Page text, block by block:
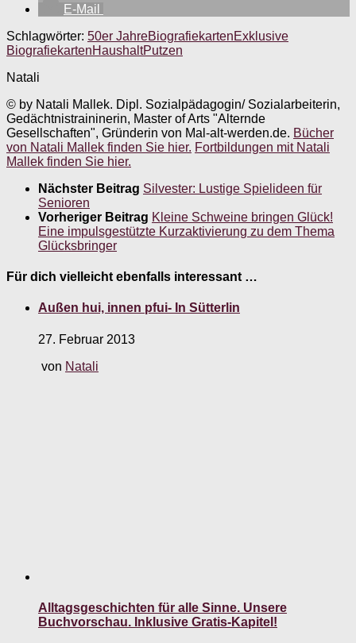
E-Mail
Schlagwörter: 50er JahreBiografiekartenExklusive
BiografiekartenHaushaltPutzen
Natali
© by Natali Mallek. Dipl. Sozialpädagogin/ Sozialarbeiterin,
Gedächtnistraininerin, Master of Arts "Alternde
Gesellschaften", Gründerin von Mal-alt-werden.de. Bücher
von Natali Mallek finden Sie hier. Fortbildungen mit Natali
Mallek finden Sie hier.
Nächster Beitrag Silvester: Lustige Spielideen für
Senioren
Vorheriger Beitrag Kleine Schweine bringen Glück!
Eine impulsgestützte Kurzaktivierung zu dem Thema
Glücksbringer
Für dich vielleicht ebenfalls interessant …
Außen hui, innen pfui- In Sütterlin
27. Februar 2013
von Natali
Alltagsgeschichten für alle Sinne. Unsere
Buchvorschau. Inklusive Gratis-Kapitel!